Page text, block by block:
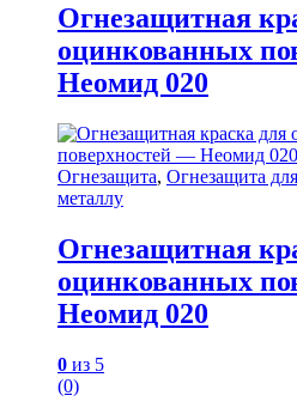
Огнезащитная
оцинкованных
Неомид 020
Огнезащита, Огнезащита
металлу
Огнезащитная
оцинкованных
Неомид 020
0 из 5
(0)